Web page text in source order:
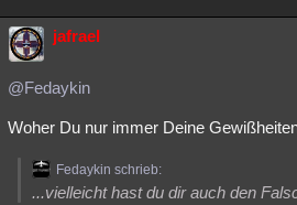
jafrael
@Fedaykin
Woher Du nur immer Deine
Fedaykin schrieb:
...vielleicht hast du dir auch den